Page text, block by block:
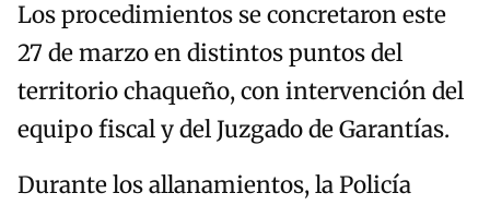
Los procedimientos se concretaron este
27 de marzo en distintos puntos del
territorio chaqueño, con intervención del
equipo fiscal y del Juzgado de Garantías.
Durante los allanamientos, la Policía